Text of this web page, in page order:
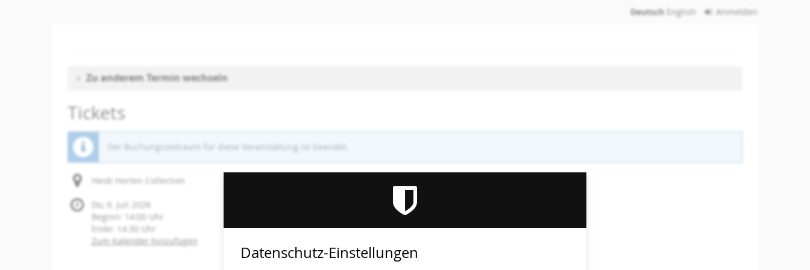
Deutsch English Anmelden
Zu anderem Termin wechseln
Tickets
Der Buchungszeitraum für diese Veranstaltung ist beendet.
Heidi Horten Collection
Do, 9. Juli 2026
Beginn:
14:00
Uhr
Ende:
14:30
Uhr
Zum Kalender hinzufügen
Datenschutz-Einstellungen